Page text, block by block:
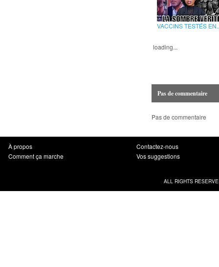
VACCINS TESTÉS
loading...
Pas de commentaire
Pas de commentaire
À propos
Comment ça marche
Contactez-nous
Vos suggestions
ALL RIGHTS